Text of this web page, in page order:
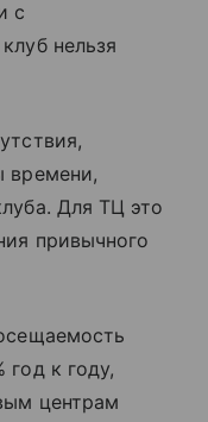
с
нельзя
времени,
Для ТЦ это
привычного
год к году,
центрам